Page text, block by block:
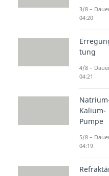
3/8 –
04:20
tung
4/8 –
04:21
Kalium-
Pumpe
5/8 –
04:19